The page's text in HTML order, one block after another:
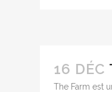
16 DÉC
The Farm est